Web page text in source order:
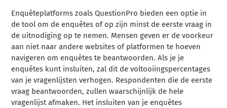
Enquêteplatforms zoals QuestionPro bieden een optie in
de tool om de enquêtes of op zijn minst de eerste vraag in
de uitnodiging op te nemen. Mensen geven er de voorkeur
aan niet naar andere websites of platformen te hoeven
navigeren om enquêtes te beantwoorden. Als je je
enquêtes kunt insluiten, zal dit de voltooiingspercentages
van je vragenlijsten verhogen. Respondenten die de eerste
vraag beantwoorden, zullen waarschijnlijk de hele
vragenlijst afmaken. Het insluiten van je enquêtes